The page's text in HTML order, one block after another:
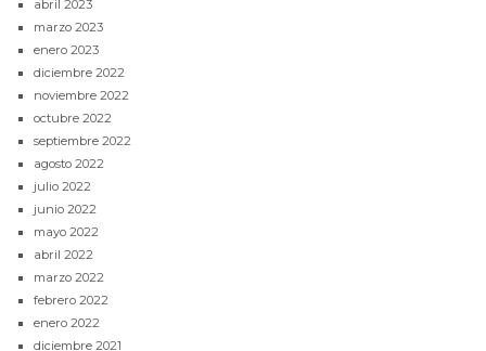
abril 2023
marzo 2023
enero 2023
diciembre 2022
noviembre 2022
octubre 2022
septiembre 2022
agosto 2022
julio 2022
junio 2022
mayo 2022
abril 2022
marzo 2022
febrero 2022
enero 2022
diciembre 2021